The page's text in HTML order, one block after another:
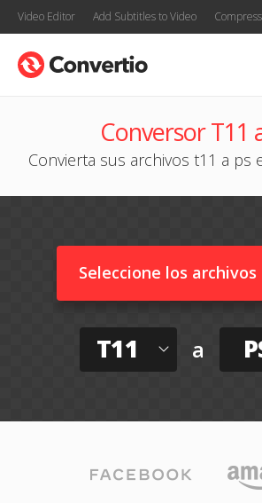
Video Editor Add Subtitles to Video
Conversor T11
Convierta sus archivos t11 a ps
Seleccione los archivos
T11 a